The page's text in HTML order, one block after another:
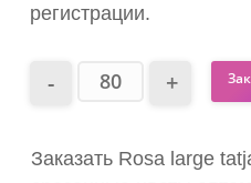
регистрации.
Заказать Rosa large